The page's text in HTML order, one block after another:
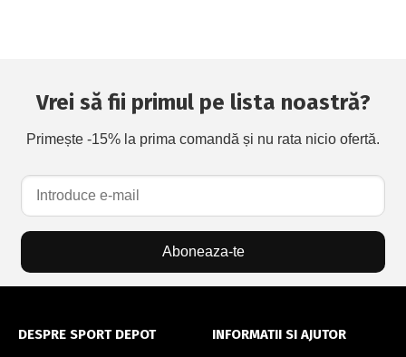
Vrei să fii primul pe lista noastră?
Primește -15% la prima comandă și nu rata nicio ofertă.
Aboneaza-te
DESPRE SPORT DEPOT INFORMATII SI AJUTOR